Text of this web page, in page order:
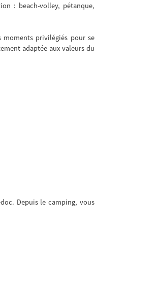
: beach-volley, pétanque,
moments privilégiés pour se
adaptée aux valeurs du
Depuis le camping, vous